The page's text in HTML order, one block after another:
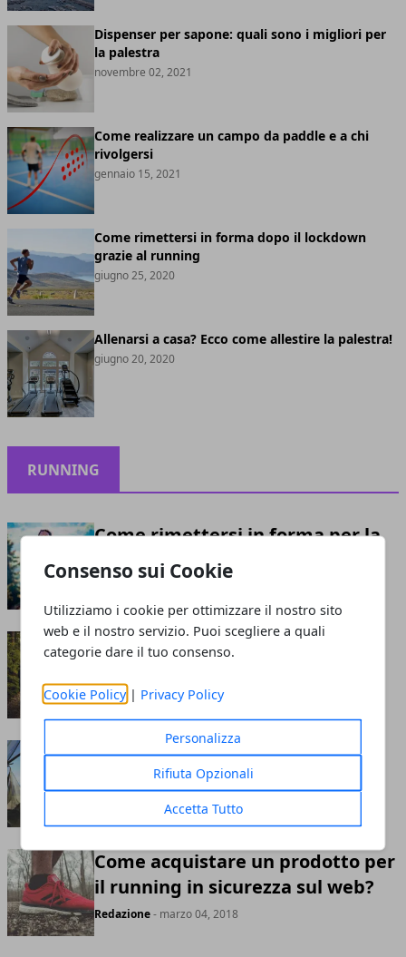
Consenso sui Cookie
Utilizziamo i cookie per ottimizzare il nostro sito
web e il nostro servizio. Puoi scegliere a quali
categorie dare il tuo consenso.
Cookie Policy | Privacy Policy
Personalizza
Rifiuta Opzionali
Accetta Tutto
Dispenser per sapone: quali sono i migliori per
la palestra
novembre 02, 2021
Come realizzare un campo da paddle e a chi
rivolgersi
gennaio 15, 2021
Come rimettersi in forma dopo il lockdown
grazie al running
giugno 25, 2020
Allenarsi a casa? Ecco come allestire la palestra!
giugno 20, 2020
RUNNING
Come rimettersi in forma per la
bella stagione
Camminare rende più felici
Campeggio, come montare una
- giugno 14, 2019
Come acquistare un prodotto per
il running in sicurezza sul web?
Redazione- marzo 04, 2018